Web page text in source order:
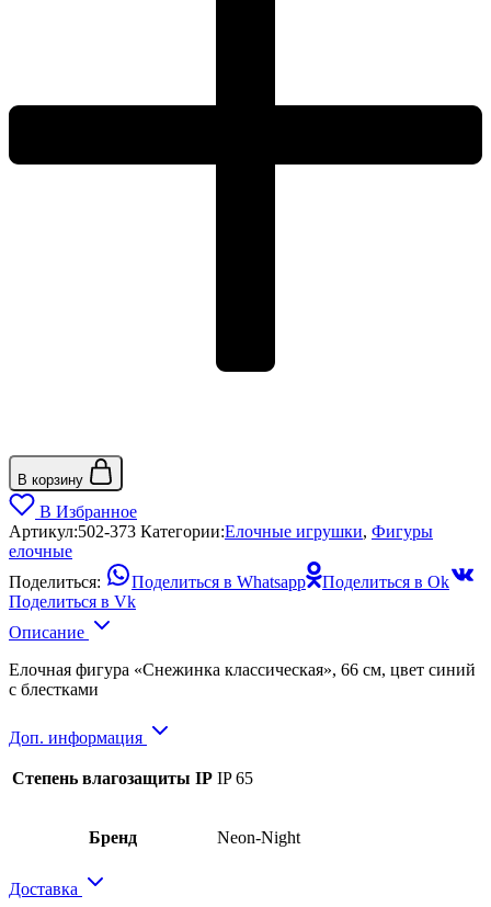
В корзину
В Избранное
Артикул:502-373 Категории:Елочные игрушки, Фигуры
елочные
Поделиться:
Поделиться в Whatsapp
Поделиться в Ok
Поделиться в Vk
Описание
Елочная фигура «Снежинка классическая», 66 см, цвет синий
с блестками
Доп. информация
Степень влагозащиты IP IP 65
Бренд Neon-Night
Доставка